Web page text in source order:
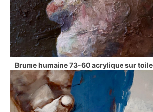
Brume humaine 73-60 acrylique sur toile